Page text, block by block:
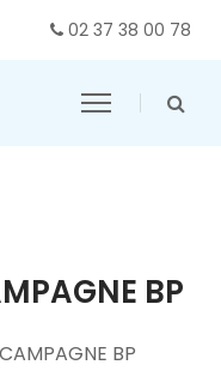
02 37 38 00 78
BP
BP